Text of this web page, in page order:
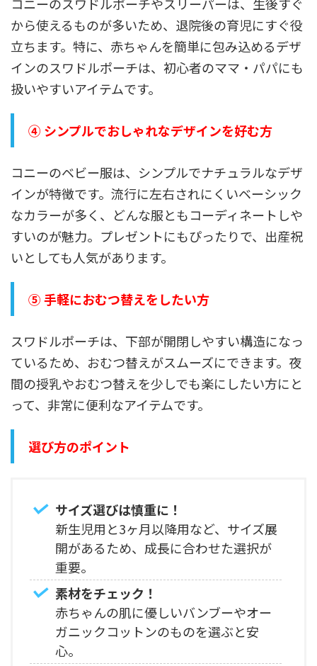
から使えるものが多いため、退院後の育児にすぐ役
立ちます。特に、赤ちゃんを簡単に包み込めるデザ
インのスワドルポーチは、初心者のママ・パパにも
扱いやすいアイテムです。
④ シンプルでおしゃれなデザインを好む方
コニーのベビー服は、シンプルでナチュラルなデザ
インが特徴です。流行に左右されにくいベーシック
なカラーが多く、どんな服ともコーディネートしや
すいのが魅力。プレゼントにもぴったりで、出産祝
いとしても人気があります。
⑤ 手軽におむつ替えをしたい方
スワドルポーチは、下部が開閉しやすい構造になっ
ているため、おむつ替えがスムーズにできます。夜
間の授乳やおむつ替えを少しでも楽にしたい方にと
って、非常に便利なアイテムです。
選び方のポイント
サイズ選びは慎重に！
新生児用と3ヶ月以降用など、サイズ展
開があるため、成長に合わせた選択が
重要。
素材をチェック！
赤ちゃんの肌に優しいバンブーやオー
ガニックコットンのものを選ぶと安
心。